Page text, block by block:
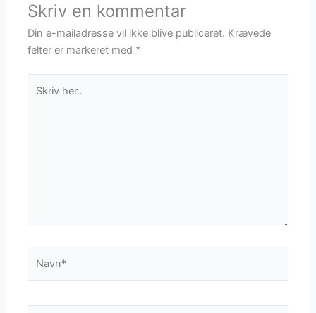
Skriv en kommentar
Din e-mailadresse vil ikke blive publiceret. Krævede
felter er markeret med *
her..